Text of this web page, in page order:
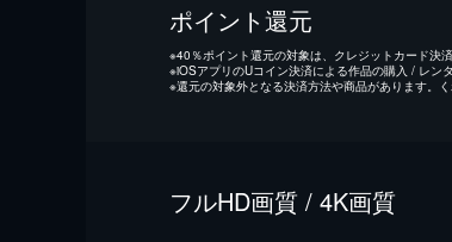
ポイント還元
※40％ポイント還元の対象は、クレジットカード決
※iOSアプリのUコイン決済による作品の購入 / レン
※還元の対象外となる決済方法や商品があります。
フルHD画質 / 4K画質